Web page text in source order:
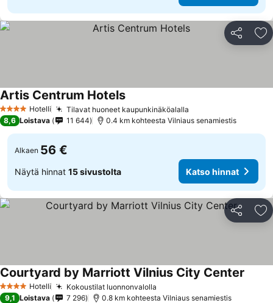
Jaa
4 Tähtiluokitus
Hotelli Tilavat huoneet kaupunkinäköalalla
Artis Centrum HotelsKatso hinnat
8,6 Loistava 11 644 0.4 km kohteesta Vilniaus senamiestis
Alkaen 56 €
Näytä hinnat 15 sivustolta Katso hinnat
Jaa
4 Tähtiluokitus
Hotelli Kokoustilat luonnonvalolla
Courtyard by Marriott Vilnius City Center
9,1 Loistava 7 296 0.8 km kohteesta Vilniaus senamiestis